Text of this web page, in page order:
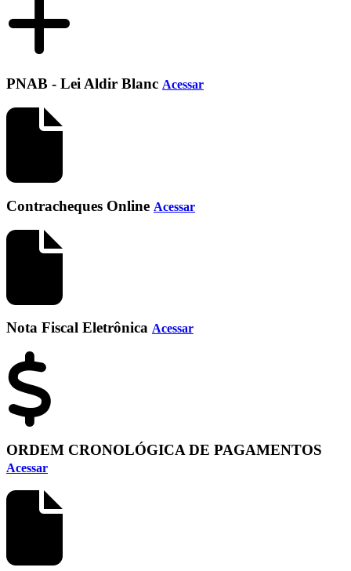
PNAB - Lei Aldir Blanc Acessar
Contracheques Online Acessar
Nota Fiscal Eletrônica Acessar
ORDEM CRONOLÓGICA DE PAGAMENTOS
Acessar